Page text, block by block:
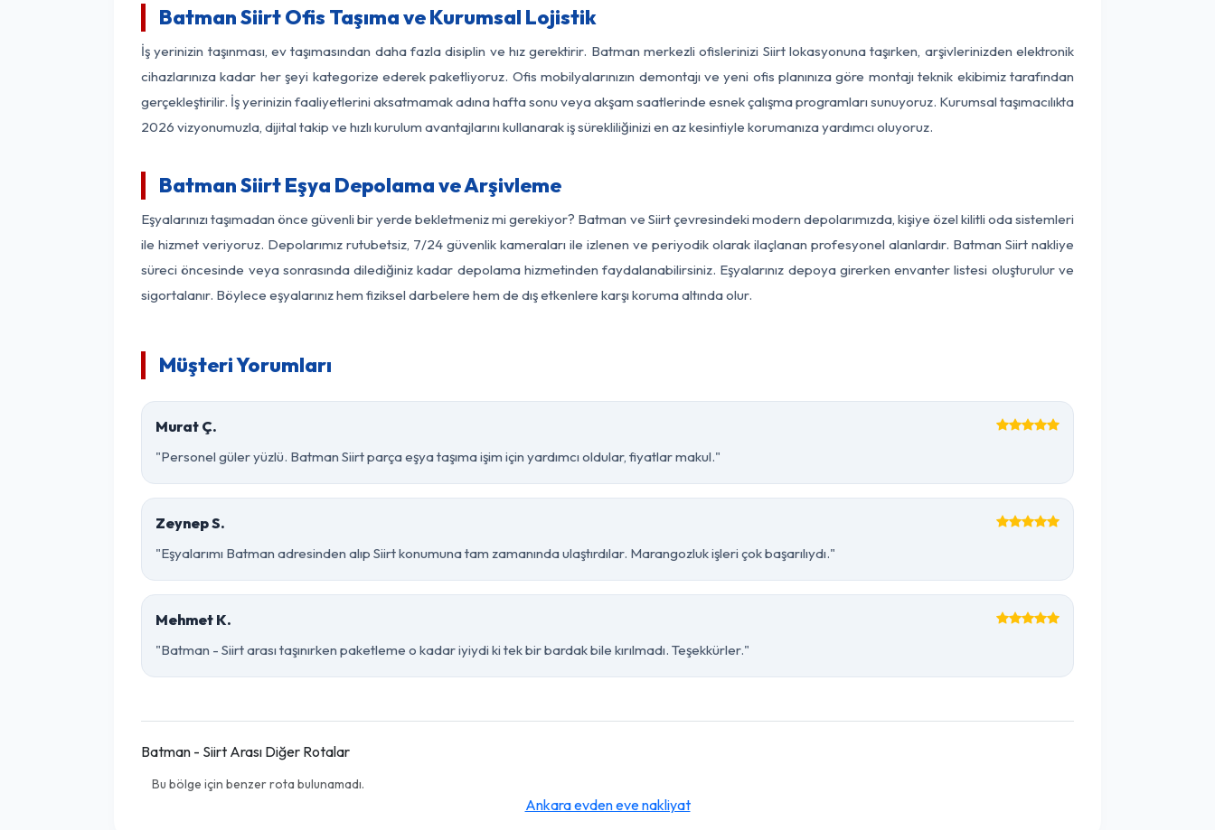
Batman Siirt Ofis Taşıma ve Kurumsal Lojistik
İş yerinizin taşınması, ev taşımasından daha fazla disiplin ve hız gerektirir. Batman merkezli ofislerinizi Siirt lokasyonuna taşırken, arşivlerinizden elektronik
cihazlarınıza kadar her şeyi kategorize ederek paketliyoruz. Ofis mobilyalarınızın demontajı ve yeni ofis planınıza göre montajı teknik ekibimiz tarafından
gerçekleştirilir. İş yerinizin faaliyetlerini aksatmamak adına hafta sonu veya akşam saatlerinde esnek çalışma programları sunuyoruz. Kurumsal taşımacılıkta
2026 vizyonumuzla, dijital takip ve hızlı kurulum avantajlarını kullanarak iş sürekliliğinizi en az kesintiyle korumanıza yardımcı oluyoruz.
Batman Siirt Eşya Depolama ve Arşivleme
Eşyalarınızı taşımadan önce güvenli bir yerde bekletmeniz mi gerekiyor? Batman ve Siirt çevresindeki modern depolarımızda, kişiye özel kilitli oda sistemleri
ile hizmet veriyoruz. Depolarımız rutubetsiz, 7/24 güvenlik kameraları ile izlenen ve periyodik olarak ilaçlanan profesyonel alanlardır. Batman Siirt nakliye
süreci öncesinde veya sonrasında dilediğiniz kadar depolama hizmetinden faydalanabilirsiniz. Eşyalarınız depoya girerken envanter listesi oluşturulur ve
sigortalanır. Böylece eşyalarınız hem fiziksel darbelere hem de dış etkenlere karşı koruma altında olur.
Müşteri Yorumları
Murat Ç.
"Personel güler yüzlü. Batman Siirt parça eşya taşıma işim için yardımcı oldular, fiyatlar makul."
Zeynep S.
"Eşyalarımı Batman adresinden alıp Siirt konumuna tam zamanında ulaştırdılar. Marangozluk işleri çok başarılıydı."
Mehmet K.
"Batman - Siirt arası taşınırken paketleme o kadar iyiydi ki tek bir bardak bile kırılmadı. Teşekkürler."
Batman - Siirt Arası Diğer Rotalar
Bu bölge için benzer rota bulunamadı.
Ankara evden eve nakliyat